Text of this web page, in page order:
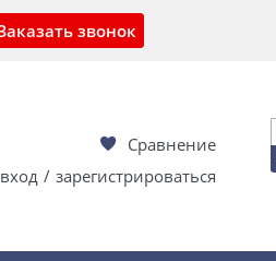
звонок
Сравнение
вход / зарегистрироваться